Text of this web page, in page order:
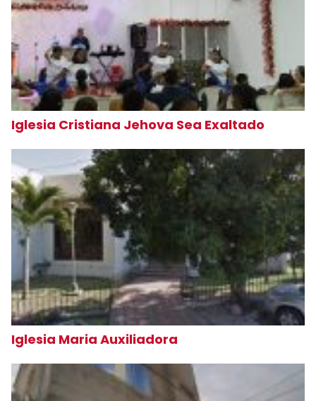
Iglesia Cristiana Jehova Sea Exaltado
Iglesia Maria Auxiliadora